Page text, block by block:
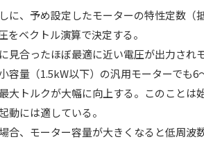
に、予め設定したモーターの特性定数
をベクトル演算で決定する。
見合ったほぼ最適に近い電圧が出力さ
容量（1.5kW以下）の汎用モーターでも6
大トルクが大幅に向上する。このこと
動には適している。
合、モーター容量が大きくなると低周